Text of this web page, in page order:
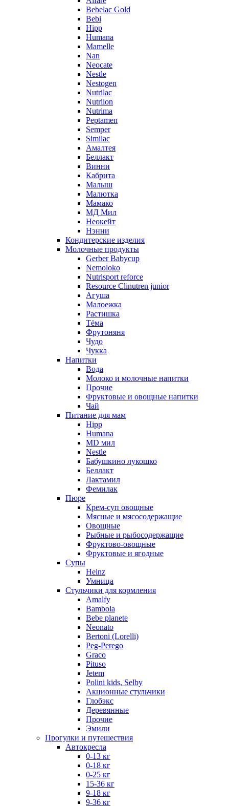
Bebelac Gold
Bebi
Hipp
Humana
Mamelle
Nan
Neocate
Nestle
Nestogen
Nutrilac
Nutrilon
Nutrima
Peptamen
Semper
Similac
Амалтея
Беллакт
Винни
Кабрита
Малыш
Малютка
Мамако
МД Мил
Неокейт
Нэнни
Кондитерские изделия
Молочные продукты
Gerber Babycup
Nemoloko
Nutrisport reforce
Resource Clinutren junior
Агуша
Малоежка
Растишка
Тёма
Фрутоняня
Чудо
Чукка
Напитки
Вода
Молоко и молочные напитки
Прочие
Фруктовые и овощные напитки
Чай
Питание для мам
Hipp
Humana
MD мил
Nestle
Бабушкино лукошко
Беллакт
Лактамил
Фемилак
Пюре
Крем-суп овощные
Мясные и мясосодержащие
Овощные
Рыбные и рыбосодержащие
Фруктово-овощные
Фруктовые и ягодные
Супы
Heinz
Умница
Стульчики для кормления
Amalfy
Bambola
Bebe planete
Neonato
Bertoni (Lorelli)
Peg-Perego
Graco
Pituso
Jetem
Polini kids, Selby
Акционные стульчики
Глобэкс
Деревянные
Прочие
Эмили
Прогулки и путешествия
Автокресла
0-13 кг
0-18 кг
0-25 кг
15-36 кг
9-18 кг
9-36 кг